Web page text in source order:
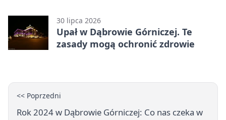
30 lipca 2026
Upał w Dąbrowie Górniczej. Te
zasady mogą ochronić zdrowie
<< Poprzedni
Rok 2024 w Dąbrowie Górniczej: Co nas czeka w